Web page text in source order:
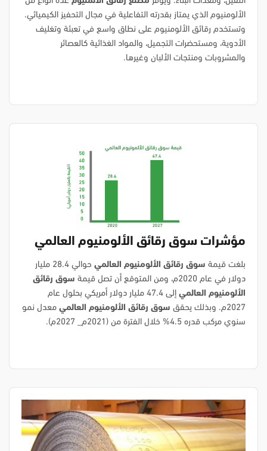
الألومنيوم الذي يمتاز بقدرته التفاعلية في مجال التحفيز الكيميائي.
وتستخدم رقائق الألومنيوم على نطاق واسع في تعبئة وتغليف
الأدوية، ومستحضرات التجميل، والمواد الغذائية كالعصائر
والمشروبات ومنتجات الألبان وغيرها.
مؤشرات سوق رقائق الألومنيوم العالمي
بلغت قيمة سوق رقائق الألومنيوم العالمي
حوالي 28.4 مليار
دولار في عام 2020م، ومن المتوقع أن تصل قيمة
سوق رقائق
الألومنيوم العالمي
إلى 47.4 مليار دولار أمريكي بحلول عام
2027م. وبذلك يحقق
سوق رقائق الألومنيوم العالمي معدل نمو
سنوي مركب قدره 4.5% خلال الفترة من (2021م_ 2027م).